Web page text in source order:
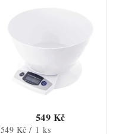
549 Kč
Měrná
549 Kč / 1 ks